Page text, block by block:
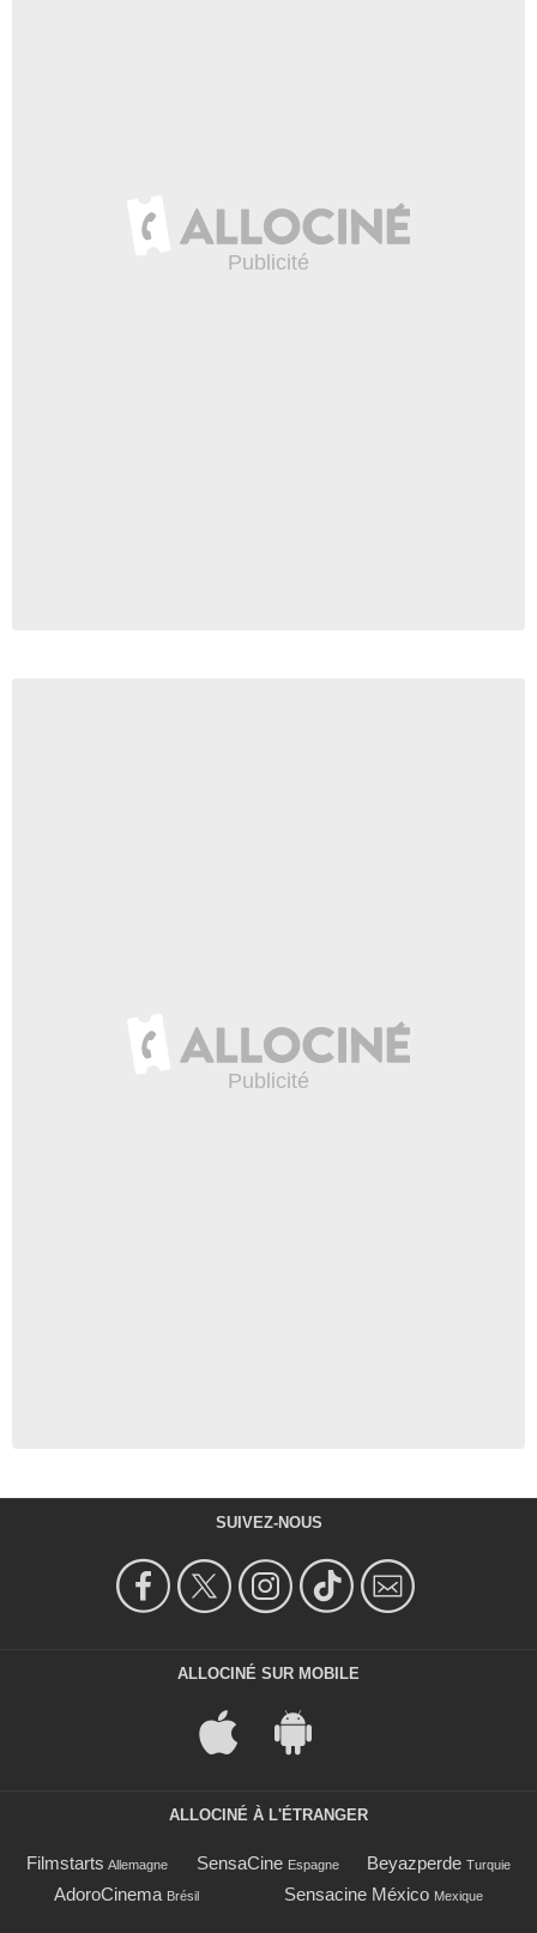
SUIVEZ-NOUS
ALLOCINÉ SUR MOBILE
ALLOCINÉ À L'ÉTRANGER
Filmstarts Allemagne SensaCine Espagne Beyazperde Turquie
AdoroCinema Brésil Sensacine México Mexique